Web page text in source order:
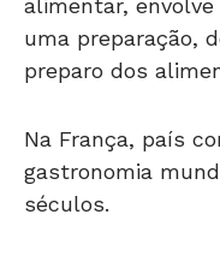
alimentar,
uma preparação,
preparo dos
Na França, país
gastronomia
séculos.